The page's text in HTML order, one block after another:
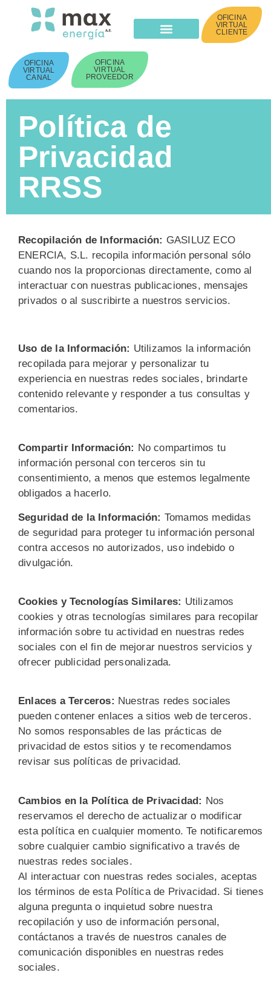
OFICINA
VIRTUAL
CLIENTE
OFICINA
VIRTUAL
CANAL
OFICINA
VIRTUAL
PROVEEDOR
Política de
Privacidad
RRSS
Recopilación de Información: GASILUZ ECO
ENERCIA, S.L. recopila información personal sólo
cuando nos la proporcionas directamente, como al
interactuar con nuestras publicaciones, mensajes
privados o al suscribirte a nuestros servicios.
Uso de la Información: Utilizamos la información
recopilada para mejorar y personalizar tu
experiencia en nuestras redes sociales, brindarte
contenido relevante y responder a tus consultas y
comentarios.
Compartir Información: No compartimos tu
información personal con terceros sin tu
consentimiento, a menos que estemos legalmente
obligados a hacerlo.
Seguridad de la Información: Tomamos medidas
de seguridad para proteger tu información personal
contra accesos no autorizados, uso indebido o
divulgación.
Cookies y Tecnologías Similares: Utilizamos
cookies y otras tecnologías similares para recopilar
información sobre tu actividad en nuestras redes
sociales con el fin de mejorar nuestros servicios y
ofrecer publicidad personalizada.
Enlaces a Terceros: Nuestras redes sociales
pueden contener enlaces a sitios web de terceros.
No somos responsables de las prácticas de
privacidad de estos sitios y te recomendamos
revisar sus políticas de privacidad.
Cambios en la Política de Privacidad: Nos
reservamos el derecho de actualizar o modificar
esta política en cualquier momento. Te notificaremos
sobre cualquier cambio significativo a través de
nuestras redes sociales.
Al interactuar con nuestras redes sociales, aceptas
los términos de esta Política de Privacidad. Si tienes
alguna pregunta o inquietud sobre nuestra
recopilación y uso de información personal,
contáctanos a través de nuestros canales de
comunicación disponibles en nuestras redes
sociales.